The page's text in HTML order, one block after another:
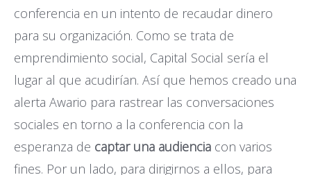
conferencia en un intento de recaudar dinero
para su organización. Como se trata de
emprendimiento social, Capital Social sería el
lugar al que acudirían. Así que hemos creado una
alerta Awario para rastrear las conversaciones
sociales en torno a la conferencia con la
esperanza de captar una audiencia con varios
fines. Por un lado, para dirigirnos a ellos, para